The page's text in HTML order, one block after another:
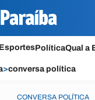
EsportesPolíticaQual a
>conversa política
CONVERSA POLÍTICA